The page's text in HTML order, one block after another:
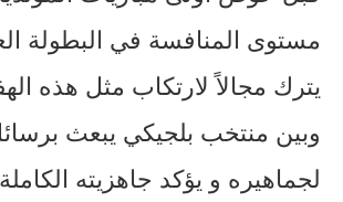
مستوى المنافسة في البطولة
يترك مجالاً لارتكاب مثل هذه
وبين منتخب بلجيكي يبعث
لجماهيره و يؤكد جاهزيته